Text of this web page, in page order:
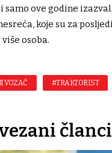
samo ove godine
koje su za
osoba.
VOZAČ #TRAKTORIST
članci